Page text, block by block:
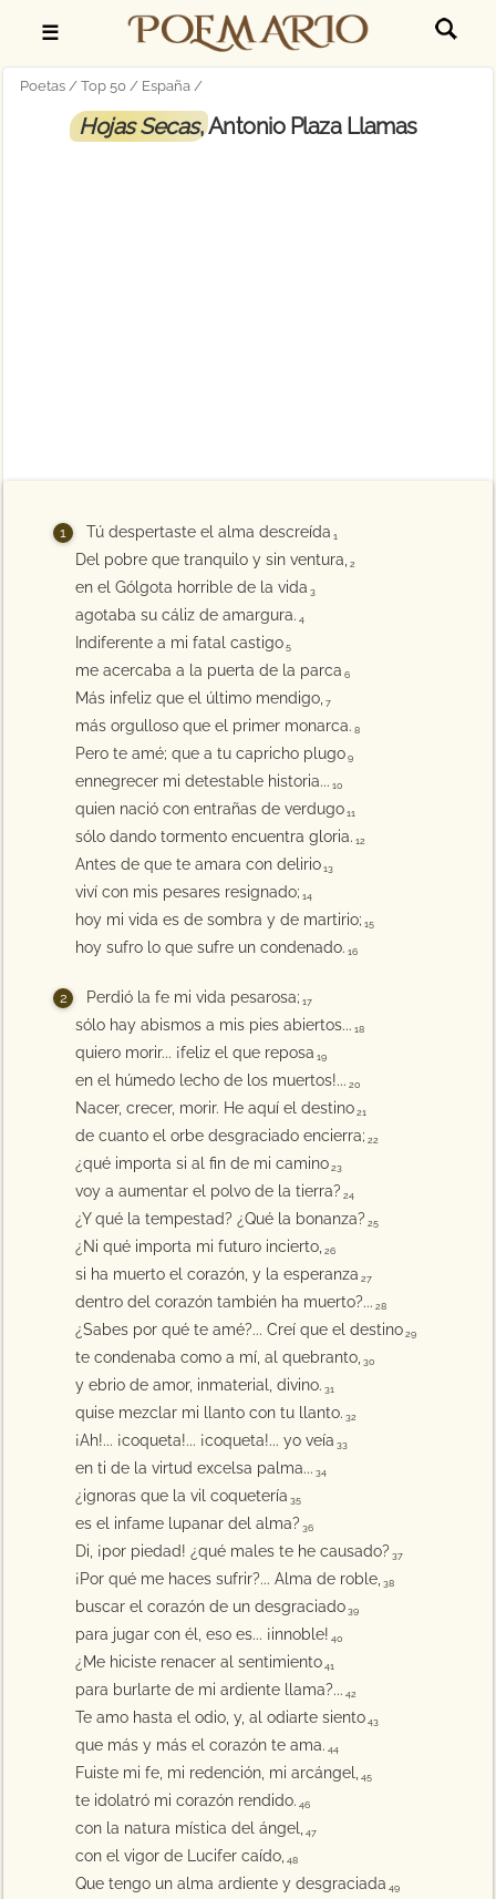
☰
Poetas Top 50 España
Hojas Secas, Antonio Plaza Llamas
Tú despertaste el alma descreída 1
Del pobre que tranquilo y sin ventura, 2
en el Gólgota horrible de la vida 3
agotaba su cáliz de amargura. 4
Indiferente a mi fatal castigo 5
me acercaba a la puerta de la parca 6
Más infeliz que el último mendigo, 7
más orgulloso que el primer monarca. 8
Pero te amé; que a tu capricho plugo 9
ennegrecer mi detestable historia... 10
quien nació con entrañas de verdugo 11
sólo dando tormento encuentra gloria. 12
Antes de que te amara con delirio 13
viví con mis pesares resignado; 14
hoy mi vida es de sombra y de martirio; 15
hoy sufro lo que sufre un condenado. 16
Perdió la fe mi vida pesarosa; 17
sólo hay abismos a mis pies abiertos... 18
quiero morir... ¡feliz el que reposa 19
en el húmedo lecho de los muertos!... 20
Nacer, crecer, morir. He aquí el destino 21
de cuanto el orbe desgraciado encierra; 22
¿qué importa si al fin de mi camino 23
voy a aumentar el polvo de la tierra? 24
¿Y qué la tempestad? ¿Qué la bonanza? 25
¿Ni qué importa mi futuro incierto, 26
si ha muerto el corazón, y la esperanza 27
dentro del corazón también ha muerto?... 28
¿Sabes por qué te amé?... Creí que el destino 29
te condenaba como a mí, al quebranto, 30
y ebrio de amor, inmaterial, divino. 31
quise mezclar mi llanto con tu llanto. 32
¡Ah!... ¡coqueta!... ¡coqueta!... yo veía 33
en ti de la virtud excelsa palma... 34
¿ignoras que la vil coquetería 35
es el infame lupanar del alma? 36
Di, ¡por piedad! ¿qué males te he causado? 37
¡Por qué me haces sufrir?... Alma de roble, 38
buscar el corazón de un desgraciado 39
para jugar con él, eso es... ¡innoble! 40
¿Me hiciste renacer al sentimiento 41
para burlarte de mi ardiente llama?... 42
Te amo hasta el odio, y, al odiarte siento 43
que más y más el corazón te ama. 44
Fuiste mi fe, mi redención, mi arcángel, 45
te idolatró mi corazón rendido. 46
con la natura mística del ángel, 47
con el vigor de Lucifer caído, 48
Que tengo un alma ardiente y desgraciada 49